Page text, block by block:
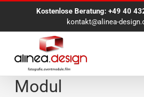
Kostenlose Beratung: +49 40
kontakt@alinea-
alinea.BlueBox
Modul